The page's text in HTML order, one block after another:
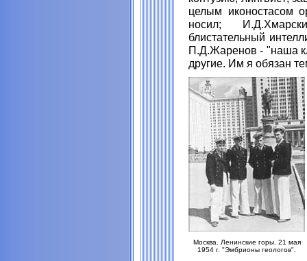
целым иконостасом
носил;
блистательный
П.Д.Жаренов - "наша
другие. Им я обязан
Москва. Ленинские горы. 21 мая
1954 г. "Эмбрионы геологов".